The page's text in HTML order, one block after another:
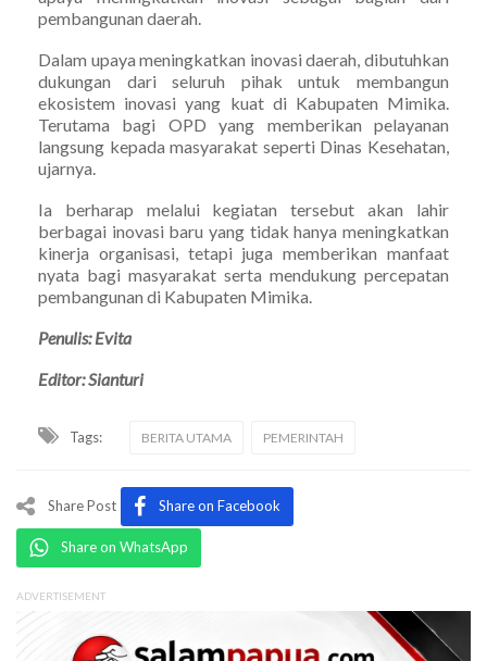
pembangunan daerah.
Dalam upaya meningkatkan inovasi daerah, dibutuhkan
dukungan dari seluruh pihak untuk membangun
ekosistem inovasi yang kuat di Kabupaten Mimika.
Terutama bagi OPD yang memberikan pelayanan
langsung kepada masyarakat seperti Dinas Kesehatan,
ujarnya.
Ia berharap melalui kegiatan tersebut akan lahir
berbagai inovasi baru yang tidak hanya meningkatkan
kinerja organisasi, tetapi juga memberikan manfaat
nyata bagi masyarakat serta mendukung percepatan
pembangunan di Kabupaten Mimika.
Penulis: Evita
Editor: Sianturi
Tags: BERITA UTAMA PEMERINTAH
Share Post Share on Facebook
Share on WhatsApp
ADVERTISEMENT